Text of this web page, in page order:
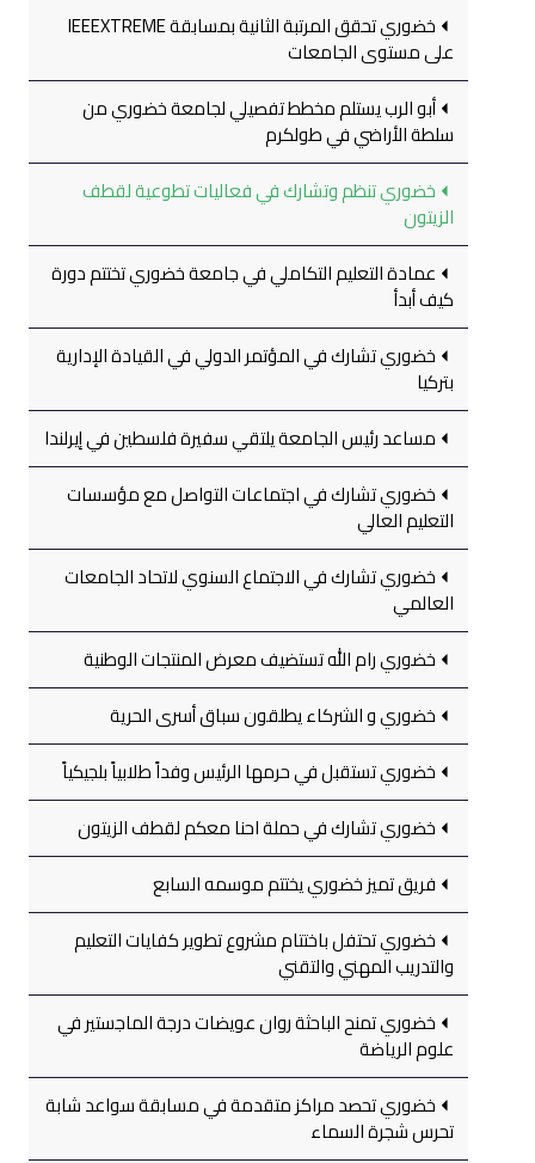
خضوري تحقق المرتبة الثانية بمسابقة IEEEXTREME
على مستوى الجامعات
أبو الرب يستلم مخطط تفصيلي لجامعة خضوري من
سلطة الأراضي في طولكرم
خضوري تنظم وتشارك في فعاليات تطوعية لقطف
الزيتون
عمادة التعليم التكاملي في جامعة خضوري تختتم دورة
كيف أبدأ
خضوري تشارك في المؤتمر الدولي في القيادة الإدارية
بتركيا
مساعد رئيس الجامعة يلتقي سفيرة فلسطين في إيرلندا
خضوري تشارك في اجتماعات التواصل مع مؤسسات
التعليم العالي
خضوري تشارك في الاجتماع السنوي لاتحاد الجامعات
العالمي
خضوري رام الله تستضيف معرض المنتجات الوطنية
خضوري و الشركاء يطلقون سباق أسرى الحرية
خضوري تستقبل في حرمها الرئيس وفداً طلابياً بلجيكياً
خضوري تشارك في حملة احنا معكم لقطف الزيتون
فريق تميز خضوري يختتم موسمه السابع
خضوري تحتفل باختتام مشروع تطوير كفايات التعليم
والتدريب المهني والتقني
خضوري تمنح الباحثة روان عويضات درجة الماجستير في
علوم الرياضة
خضوري تحصد مراكز متقدمة في مسابقة سواعد شابة
تحرس شجرة السماء